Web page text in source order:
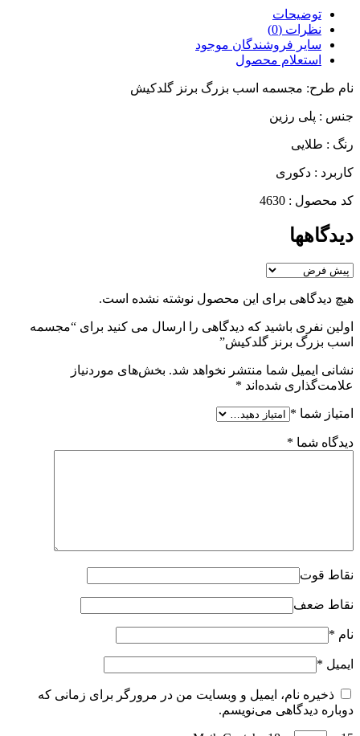
توضیحات
نظرات (0)
سایر فروشندگان موجود
استعلام محصول
نام طرح: مجسمه اسب بزرگ برنز گلدکیش
جنس : پلی رزین
رنگ : طلایی
کاربرد : دکوری
کد محصول : 4630
دیدگاهها
هیچ دیدگاهی برای این محصول نوشته نشده است.
اولین نفری باشید که دیدگاهی را ارسال می کنید برای “مجسمه
اسب بزرگ برنز گلدکیش”
نشانی ایمیل شما منتشر نخواهد شد. بخش‌های موردنیاز
علامت‌گذاری شده‌اند *
امتیاز شما *
دیدگاه شما *
نقاط قوت
نقاط ضعف
نام *
ایمیل *
ذخیره نام، ایمیل و وبسایت من در مرورگر برای زمانی که
دوباره دیدگاهی می‌نویسم.